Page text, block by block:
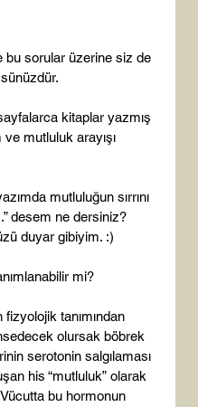
bu sorular üzerine siz de
kitaplar yazmış
mutluluk arayışı
mutluluğun sırrını
desem ne dersiniz?
duyar gibiyim. :)
mi?
fizyolojik tanımından
olursak böbrek
serotonin salgılaması
his “mutluluk” olarak
Vücutta bu hormonun